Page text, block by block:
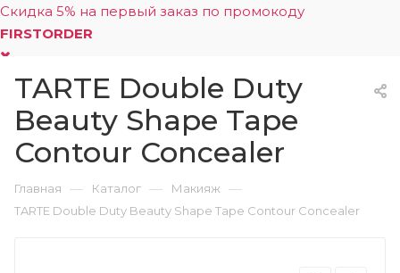
Скидка 5% на первый заказ по промокоду
FIRSTORDER
0
TARTE Double Duty
Beauty Shape Tape
Contour Concealer
Главная — Каталог — Макияж —
TARTE Double Duty Beauty Shape Tape Contour Concealer